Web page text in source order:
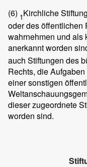
(6) 1Kirchliche
oder des öffentlichen
wahrnehmen und als
anerkannt worden
auch Stiftungen des
Rechts, die
einer sonstigen
dieser zugeordnete
worden sind.